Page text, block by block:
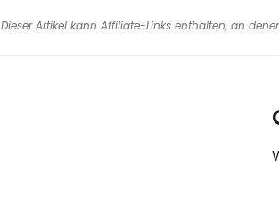
Dieser Artikel kann Affiliate-Links enthalten, an